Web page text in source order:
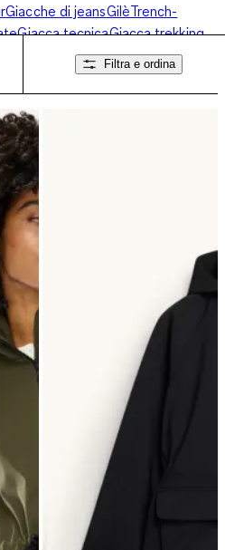
Giacche di jeansGilèTrench-
Giacca tecnicaGiacca trekking
Filtra e ordina